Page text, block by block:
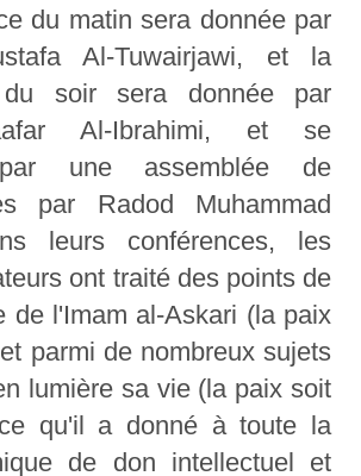
du matin sera donnée par
Al-Tuwairjawi, et la
du soir sera donnée par
Al-Ibrahimi, et se
une assemblée de
par Radod Muhammad
leurs conférences, les
ont traité des points de
de l'Imam al-Askari (la paix
parmi de nombreux sujets
lumière sa vie (la paix soit
qu'il a donné à toute la
de don intellectuel et